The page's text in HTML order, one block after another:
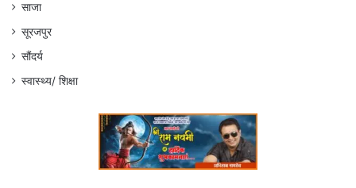
साजा
सूरजपुर
सौंदर्य
स्वास्थ्य/ शिक्षा